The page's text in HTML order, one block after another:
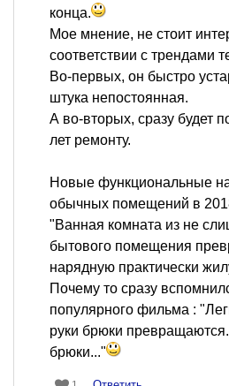
конца.
Мое мнение, не стоит
соответствии с трендами
Во-первых, он быстро
штука непостоянная.
А во-вторых, сразу будет
лет ремонту.
Новые функциональные
обычных помещений в
"Ванная комната из не
бытового помещения
нарядную практически
Почему то сразу
популярного фильма :
руки брюки
брюки..."